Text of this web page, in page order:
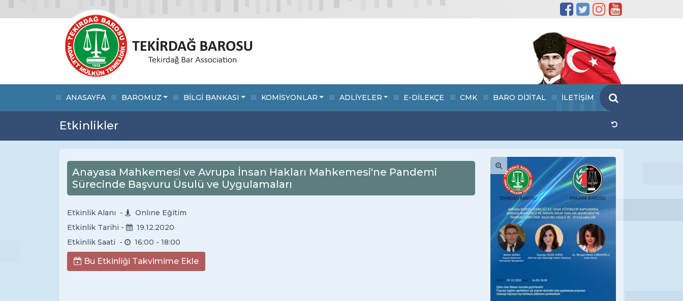
ANASAYFA BAROMUZ BİLGİ BANKASI KOMİSYONLAR ADLİYELER E-DİLEKÇE CMK BARO DİJİTAL İLETİŞİM
Etkinlikler
Anayasa Mahkemesi ve Avrupa İnsan Hakları Mahkemesi'ne Pandemi
Sürecinde Başvuru Üsulü ve Uygulamaları
Etkinlik Alanı -
Onlıne Eğitim
Etkinlik Tarihi -
19.12.2020
Etkinlik Saati -
16:00 - 18:00
Bu Etkinliği Takvimime Ekle